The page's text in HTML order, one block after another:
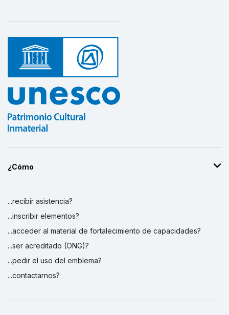
¿Cómo
...recibir asistencia?
...inscribir elementos?
...acceder al material de fortalecimiento de capacidades?
...ser acreditado (ONG)?
...pedir el uso del emblema?
...contactarnos?